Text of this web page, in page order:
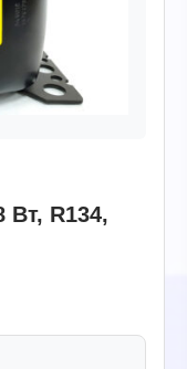
Вт, R134,